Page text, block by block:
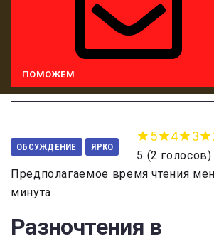
ПОМОЖЕМ
ОБСУЖДЕНИЕ ЯРКО
5 4 3
5 (2 голосов)
Предполагаемое время чтения
минута
Разночтения в